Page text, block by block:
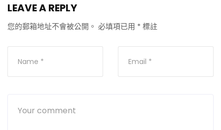
LEAVE A REPLY
您的郵箱地址不會被公開。 必填項已用 * 標註